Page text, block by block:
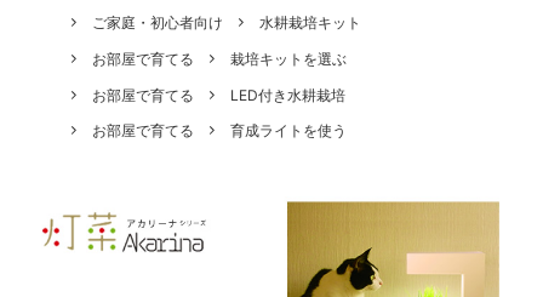
ご家庭・初心者向け
水耕栽培キット
お部屋で育てる
栽培キットを選ぶ
お部屋で育てる
LED付き水耕栽培
お部屋で育てる
育成ライトを使う